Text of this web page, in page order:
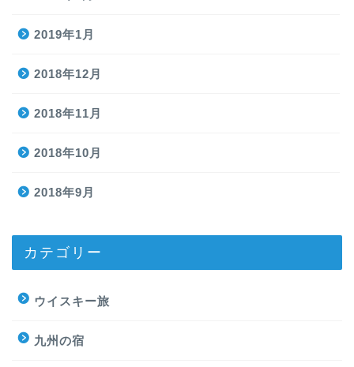
2019年1月
2018年12月
2018年11月
2018年10月
2018年9月
カテゴリー
ウイスキー旅
九州の宿